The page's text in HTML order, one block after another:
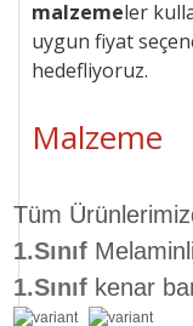
malzemeler
uygun fiyat
hedefliyoruz.
Malzeme
Tüm
1.Sınıf
1.Sınıf kenar